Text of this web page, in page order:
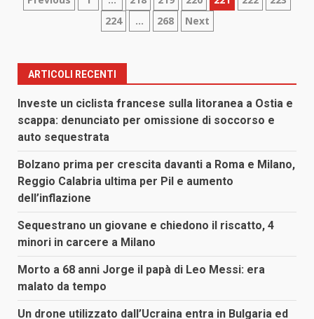
articoli
224
… 268 Next
ARTICOLI RECENTI
Investe un ciclista francese sulla litoranea a Ostia e
scappa: denunciato per omissione di soccorso e
auto sequestrata
Bolzano prima per crescita davanti a Roma e Milano,
Reggio Calabria ultima per Pil e aumento
dell’inflazione
Sequestrano un giovane e chiedono il riscatto, 4
minori in carcere a Milano
Morto a 68 anni Jorge il papà di Leo Messi: era
malato da tempo
Un drone utilizzato dall’Ucraina entra in Bulgaria ed